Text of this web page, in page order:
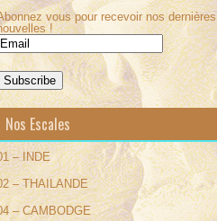
vous pour recevoir nos dernières
!
Nos Escales
– INDE
– THAILANDE
– CAMBODGE